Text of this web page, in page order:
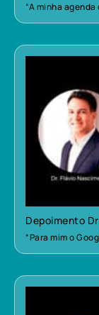
“A minha
Depoimento
“Para mim o